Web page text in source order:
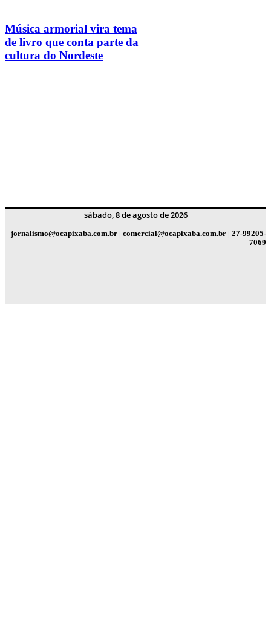
Música armorial vira tema
de livro que conta parte da
cultura do Nordeste
sábado, 8 de agosto de 2026
jornalismo@ocapixaba.com.br | comercial@ocapixaba.com.br | 27-99205-
7069